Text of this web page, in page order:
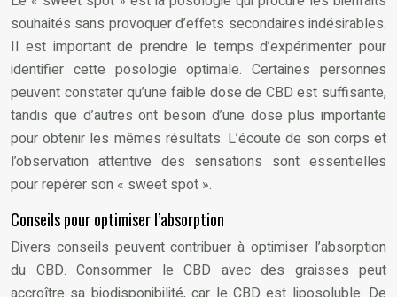
souhaités sans provoquer d’effets secondaires indésirables.
Il est important de prendre le temps d’expérimenter pour
identifier cette posologie optimale. Certaines personnes
peuvent constater qu’une faible dose de CBD est suffisante,
tandis que d’autres ont besoin d’une dose plus importante
pour obtenir les mêmes résultats. L’écoute de son corps et
l’observation attentive des sensations sont essentielles
pour repérer son « sweet spot ».
Conseils pour optimiser l’absorption
Divers conseils peuvent contribuer à optimiser l’absorption
du CBD. Consommer le CBD avec des graisses peut